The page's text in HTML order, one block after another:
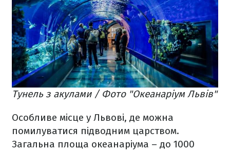
Тунель з акулами / Фото "Океанаріум Львів"
Особливе місце у Львові, де можна
помилуватися підводним царством.
Загальна площа океанаріума – до 1000